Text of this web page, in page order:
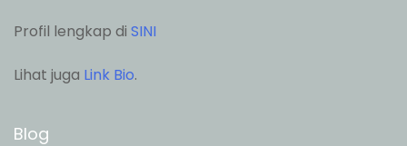
Profil lengkap di SINI
Lihat juga Link Bio.
Blog